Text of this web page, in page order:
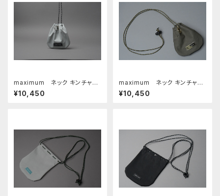
maximum ネック キンチャ
ク □サンドグレー・ロロ ブラ
ック□
¥10,450
maximum ネック キンチャ
ク □オリーブ・ゴールド□
¥10,450